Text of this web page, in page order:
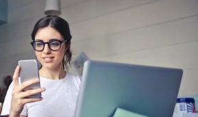
SM 吸うやつ